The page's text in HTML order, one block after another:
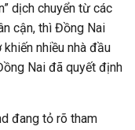
dịch chuyển từ các
cận, thì Đồng Nai
nhiều nhà đầu
Nai đã quyết định
đang tỏ rõ tham